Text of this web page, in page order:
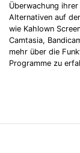
Überwachung
Alternativen auf
wie Kahlown
Camtasia,
mehr über die
Programme zu